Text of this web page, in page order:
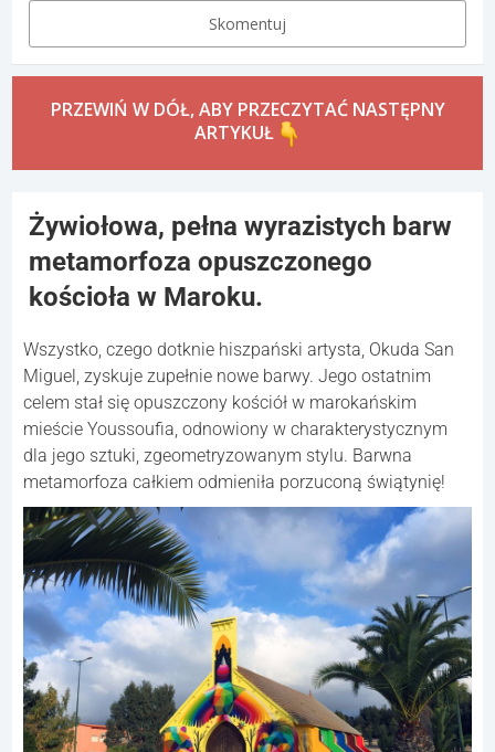
Skomentuj
PRZEWIŃ W DÓŁ, ABY PRZECZYTAĆ NASTĘPNY
ARTYKUŁ
Żywiołowa, pełna wyrazistych barw
metamorfoza opuszczonego
kościoła w Maroku.
Wszystko, czego dotknie hiszpański artysta, Okuda San
Miguel, zyskuje zupełnie nowe barwy. Jego ostatnim
celem stał się opuszczony kościół w marokańskim
mieście Youssoufia, odnowiony w charakterystycznym
dla jego sztuki, zgeometryzowanym stylu. Barwna
metamorfoza całkiem odmieniła porzuconą świątynię!